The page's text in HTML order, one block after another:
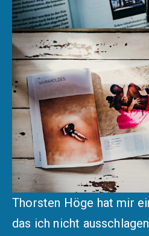
Thorsten Höge hat mir
das ich nicht